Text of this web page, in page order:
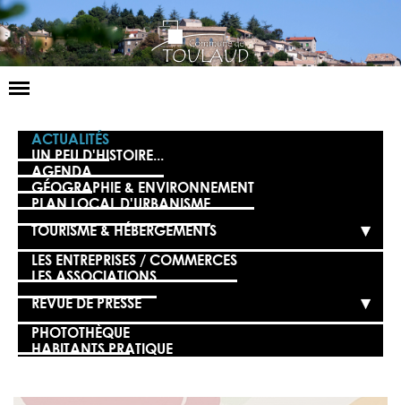
Basculer
LA MAIRIE
NOS SERVICES
LA VIE LOCALE
VOS DÉMARCHES
CONTACT
ACTUALITÉS
UN PEU D'HISTOIRE...
AGENDA
GÉOGRAPHIE & ENVIRONNEMENT
PLAN LOCAL D'URBANISME
TOURISME & HÉBERGEMENTS
LES ENTREPRISES / COMMERCES
LES ASSOCIATIONS
REVUE DE PRESSE
PHOTOTHÈQUE
HABITANTS PRATIQUE